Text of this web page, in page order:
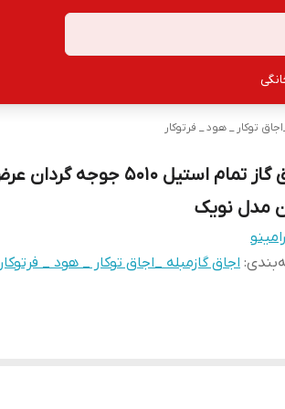
توکار _ هود _ فرتوکار
مدل نویک
رامینو
: اجاق گازمبله _اجاق توکار _ هود _ فرتوکار